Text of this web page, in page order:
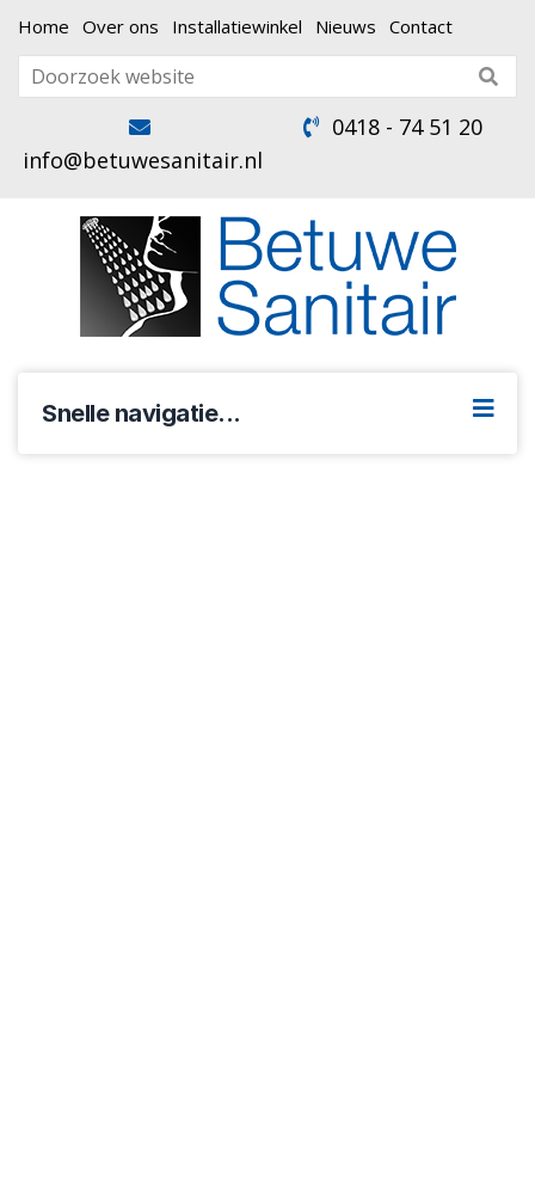
Home Over ons Installatiewinkel Nieuws Contact
info@betuwesanitair.nl
0418 - 74 51 20
Snelle navigatie...